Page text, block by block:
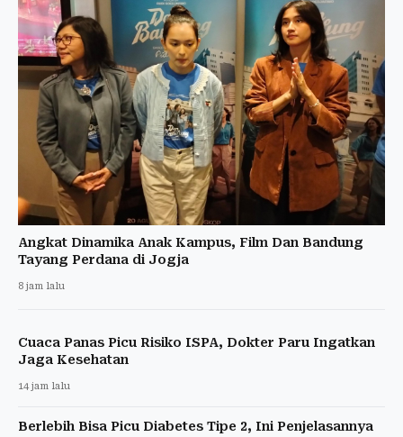
Angkat Dinamika Anak Kampus, Film Dan Bandung
Tayang Perdana di Jogja
8 jam lalu
Cuaca Panas Picu Risiko ISPA, Dokter Paru Ingatkan
Jaga Kesehatan
14 jam lalu
Berlebih Bisa Picu Diabetes Tipe 2, Ini Penjelasannya